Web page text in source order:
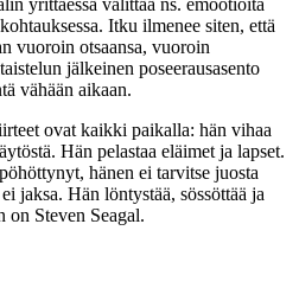
Itku ilmenee siten, että
vuoroin otsaansa, vuoroin
jälkeinen poseerausasento
vähään aikaan.
ovat kaikki paikalla: hän vihaa
Hän pelastaa eläimet ja lapset.
hänen ei tarvitse juosta
jaksa. Hän löntystää, sössöttää ja
Steven Seagal.